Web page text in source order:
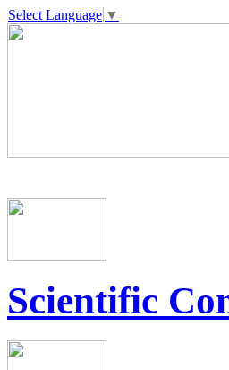
Select Language ▼
Scientific